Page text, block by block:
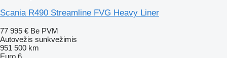
Scania R490 Streamline FVG Heavy Liner
77 995 € Be PVM
Autovežis sunkvežimis
951 500 km
Euro 6